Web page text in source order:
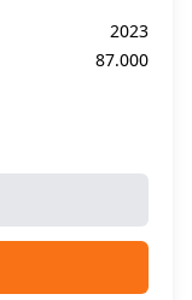
2023
87.000